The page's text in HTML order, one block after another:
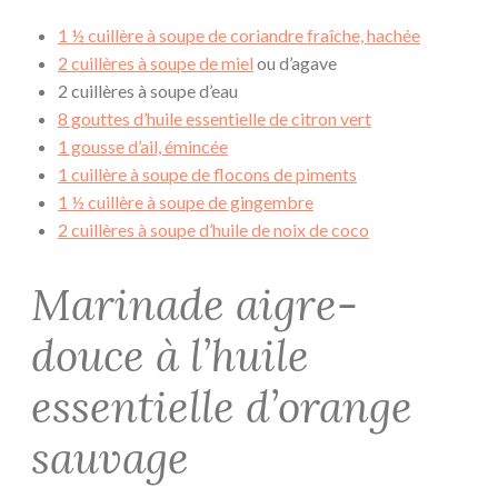
1 ½ cuillère à soupe de coriandre fraîche, hachée
2 cuillères à soupe de miel ou d’agave
2 cuillères à soupe d’eau
8 gouttes d’huile essentielle de citron vert
1 gousse d’ail, émincée
1 cuillère à soupe de flocons de piments
1 ½ cuillère à soupe de gingembre
2 cuillères à soupe d’huile de noix de coco
Marinade aigre-
douce à l’huile
essentielle d’orange
sauvage